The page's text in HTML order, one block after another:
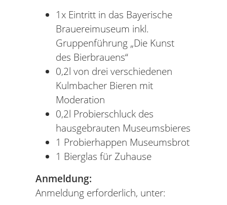
1x Eintritt in das Bayerische
Brauereimuseum inkl.
Gruppenführung „Die Kunst
des Bierbrauens“
0,2l von drei verschiedenen
Kulmbacher Bieren mit
Moderation
0,2l Probierschluck des
hausgebrauten Museumsbieres
1 Probierhappen Museumsbrot
1 Bierglas für Zuhause
Anmeldung:
Anmeldung erforderlich, unter: